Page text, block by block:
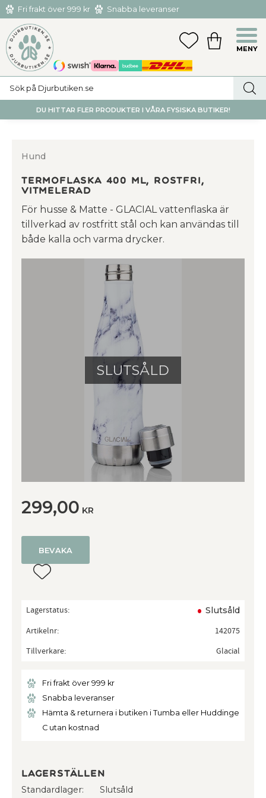
Meny
Fri frakt över 999 kr
Snabba leveranser
Hämta och returnera i butiken i Tumba eller Huddinge C
FAVORITER
KUNDVAGN
DU HITTAR FLER PRODUKTER I VÅRA FYSISKA BUTIKER!
Hund
Termoflaska 400 ml, rostfri,
vitmelerad
För husse & Matte - GLACIAL vattenflaska är
tillverkad av rostfritt stål och kan användas till
både kalla och varma drycker.
SLUTSÅLD
299,00 KR
Lägg till i favoriter
BEVAKA
Lagerstatus Slutsåld
Artikelnr
142075
Tillverkare
Glacial
Fri frakt över 999 kr
Snabba leveranser
Hämta & returnera i butiken i Tumba eller Huddinge
C utan kostnad
Lagerställen
Standardlager Slutsåld